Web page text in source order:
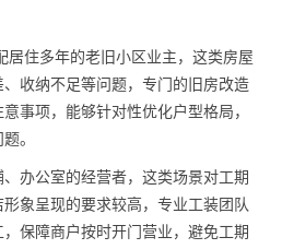
居住多年的老旧小区业主，这类房屋
收纳不足等问题，专门的旧房改造
事项，能够针对性优化户型格局，
。
办公室的经营者，这类场景对工期
象呈现的要求较高，专业工装团队
保障商户按时开门营业，避免工期